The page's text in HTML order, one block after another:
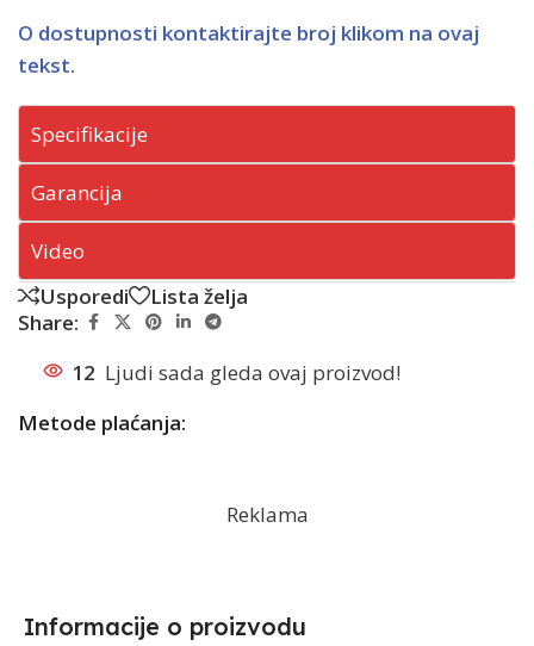
O dostupnosti kontaktirajte broj klikom na ovaj
tekst.
Specifikacije
Garancija
Video
Usporedi
Lista želja
Share:
12 Ljudi sada gleda ovaj proizvod!
Metode plaćanja:
Reklama
Informacije o proizvodu​